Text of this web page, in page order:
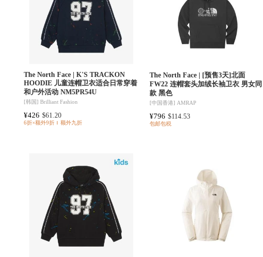
The North Face | K'S TRACKON
HOODIE 儿童连帽卫衣适合日常穿着
和户外活动 NM5PR54U
[韩国] Brilliant Fashion
¥426 $61.20
6折×额外9折 额外九折
The North Face | [预售3天]北面
FW22 连帽套头加绒长袖卫衣 男女同
款 黑色
[中国香港] AMRAP
¥796 $114.53
包邮包税